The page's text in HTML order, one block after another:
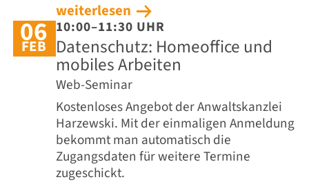
weiterlesen
06
FEB
10:00–11:30 UHR
Datenschutz: Homeoffice und
mobiles Arbeiten
Web-Seminar
Kostenloses Angebot der Anwaltskanzlei
Harzewski. Mit der einmaligen Anmeldung
bekommt man automatisch die
Zugangsdaten für weitere Termine
zugeschickt.